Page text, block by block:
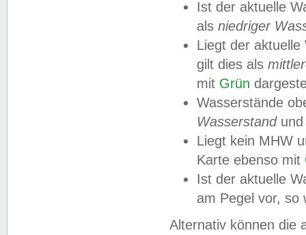
Ist der aktuelle
als niedriger
Liegt der
gilt dies als
mit Grün
Wasserstände
Wasserstandund
Liegt kein MHW
Karte ebenso mit
Ist der aktuelle
am Pegel vor,
Alternativ können die